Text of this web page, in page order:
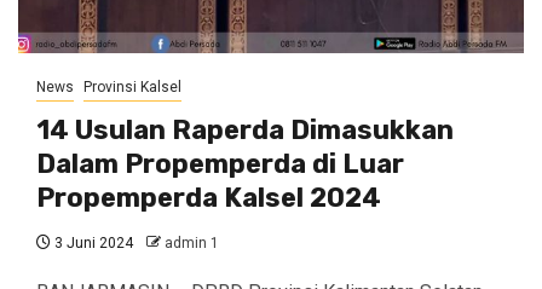
News Provinsi Kalsel
14 Usulan Raperda Dimasukkan
Dalam Propemperda di Luar
Propemperda Kalsel 2024
3 Juni 2024 admin 1